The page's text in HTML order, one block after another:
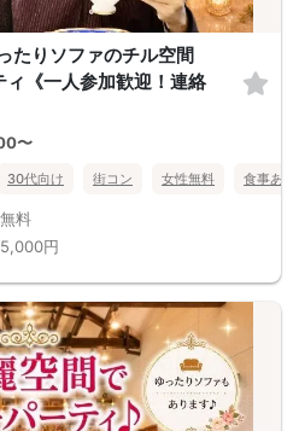
たりソファのチル空間
《一人参加歓迎！連絡
〜
30代向け 街コン 女性無料 食事あり
無料
5,000円